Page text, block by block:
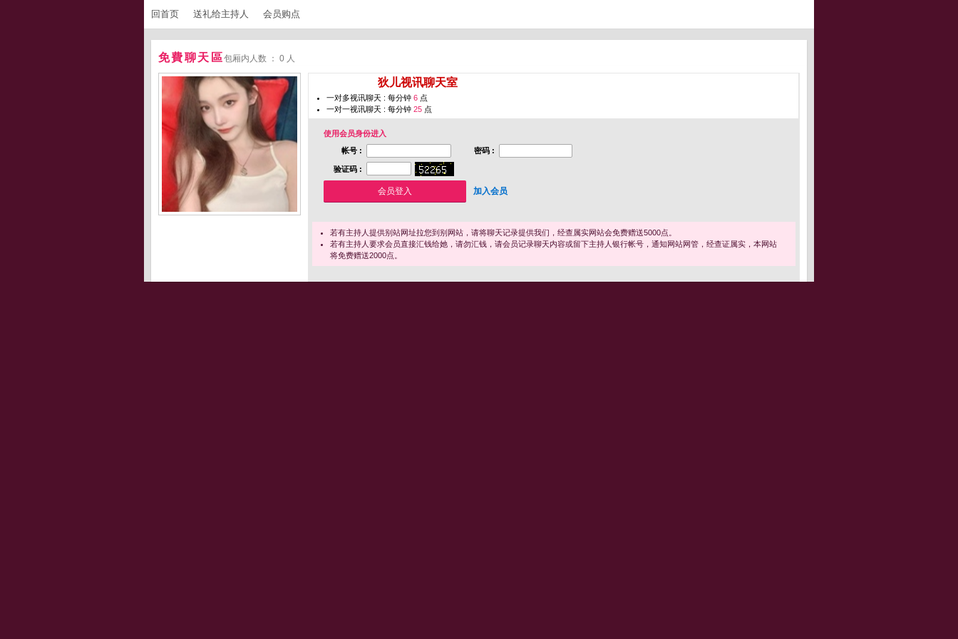
回首页 送礼给主持人 会员购点
免費聊天區包厢内人数 ： 0 人
狄儿视讯聊天室
一对多视讯聊天 : 每分钟 6 点
一对一视讯聊天 : 每分钟 25 点
使用会员身份进入
帐号 :
密码 :
验证码 :
加入会员
若有主持人提供别站网址拉您到别网站，请将聊天记录提供我们，经查属实网站会免费赠送5000点。
若有主持人要求会员直接汇钱给她，请勿汇钱，请会员记录聊天内容或留下主持人银行帐号，通知网站网管，经查证属实，本网站
将免费赠送2000点。